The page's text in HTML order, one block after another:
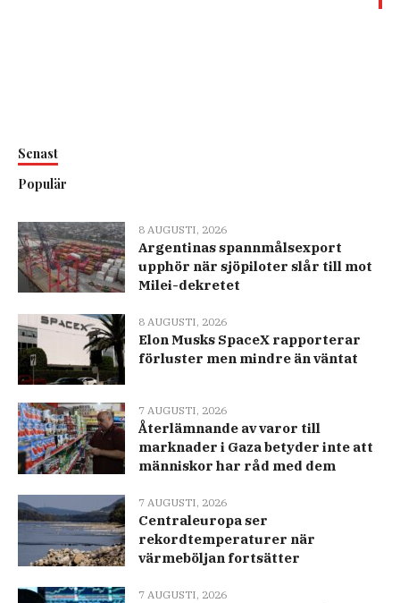
Senast
Populär
8 AUGUSTI, 2026
Argentinas spannmålsexport
upphör när sjöpiloter slår till mot
Milei-dekretet
8 AUGUSTI, 2026
Elon Musks SpaceX rapporterar
förluster men mindre än väntat
7 AUGUSTI, 2026
Återlämnande av varor till
marknader i Gaza betyder inte att
människor har råd med dem
7 AUGUSTI, 2026
Centraleuropa ser
rekordtemperaturer när
värmeböljan fortsätter
7 AUGUSTI, 2026